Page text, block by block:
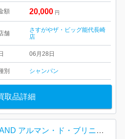
額 20,000 円
舗
さすがやザ・ビッグ能代長崎
店
06月28日
別 シャンパン
取品詳細
ARMAND アルマン・ド・ブリニャック ラ・コレクション 6本セット アタッシュケース付き｜高崎市栄町